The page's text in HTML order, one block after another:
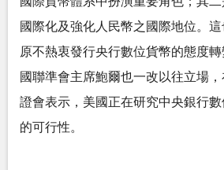
國際化及強化人民幣之國際地位。
原不熱衷發行央行數位貨幣的態度
國聯準會主席鮑爾也一改以往立場
證會表示，美國正在研究中央銀行
的可行性。